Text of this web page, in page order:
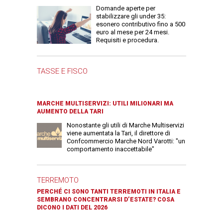
Domande aperte per
stabilizzare gli under 35:
esonero contributivo fino a 500
euro al mese per 24 mesi.
Requisiti e procedura.
TASSE E FISCO
MARCHE MULTISERVIZI: UTILI MILIONARI MA
AUMENTO DELLA TARI
Nonostante gli utili di Marche Multiservizi
viene aumentata la Tari, il direttore di
Confcommercio Marche Nord Varotti: "un
comportamento inaccettabile"
TERREMOTO
PERCHÉ CI SONO TANTI TERREMOTI IN ITALIA E
SEMBRANO CONCENTRARSI D’ESTATE? COSA
DICONO I DATI DEL 2026